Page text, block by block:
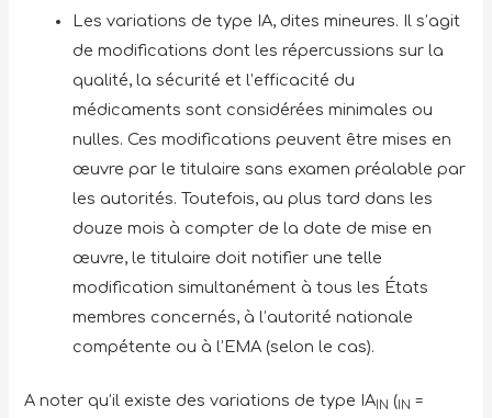
Les variations de type IA, dites mineures. Il s’agit
de modifications dont les répercussions sur la
qualité, la sécurité et l’efficacité du
médicaments sont considérées minimales ou
nulles. Ces modifications peuvent être mises en
œuvre par le titulaire sans examen préalable par
les autorités. Toutefois, au plus tard dans les
douze mois à compter de la date de mise en
œuvre, le titulaire doit notifier une telle
modification simultanément à tous les États
membres concernés, à l’autorité nationale
compétente ou à l’EMA (selon le cas).
A noter qu’il existe des variations de type IA IN ( IN =